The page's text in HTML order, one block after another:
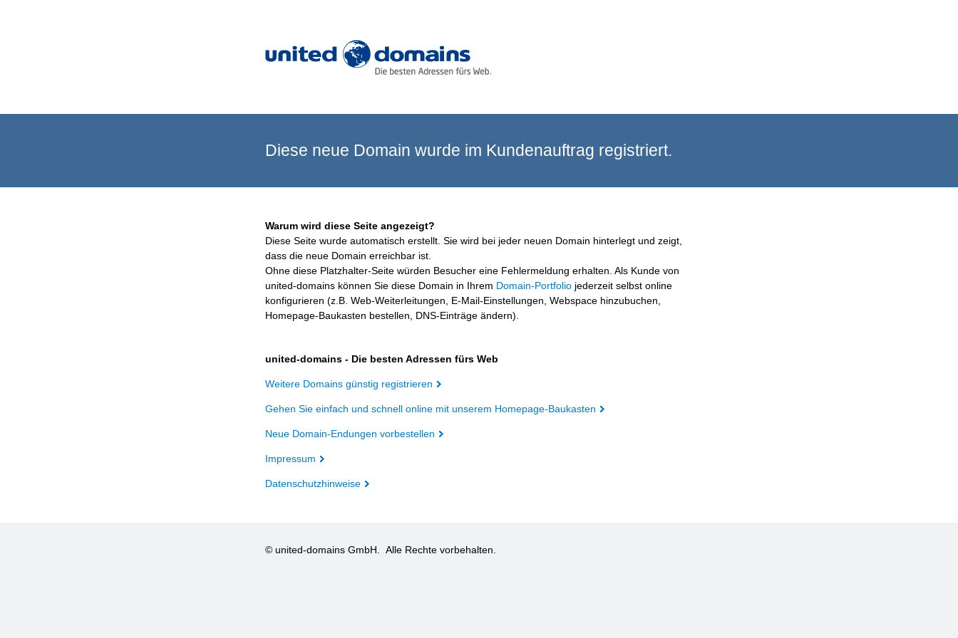
Diese neue Domain wurde im Kundenauftrag registriert.
Warum wird diese Seite angezeigt?
Diese Seite wurde automatisch erstellt. Sie wird bei jeder neuen Domain hinterlegt und zeigt,
dass die neue Domain erreichbar ist.
Ohne diese Platzhalter-Seite würden Besucher eine Fehlermeldung erhalten. Als Kunde von
united-domains können Sie diese Domain in Ihrem Domain-Portfolio jederzeit selbst online
konfigurieren (z.B. Web-Weiterleitungen, E-Mail-Einstellungen, Webspace hinzubuchen,
Homepage-Baukasten bestellen, DNS-Einträge ändern).
united-domains - Die besten Adressen fürs Web
Weitere Domains günstig registrieren
Gehen Sie einfach und schnell online mit unserem Homepage-Baukasten
Neue Domain-Endungen vorbestellen
Impressum
Datenschutzhinweise
© united-domains GmbH. Alle Rechte vorbehalten.